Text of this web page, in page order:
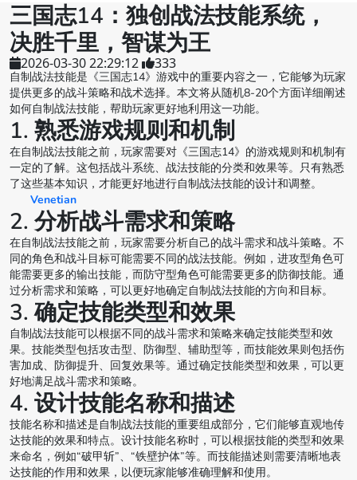
三国志14：独创战法技能系统，
决胜千里，智谋为王
2026-03-30 22:29:12 333
自制战法技能是《三国志14》游戏中的重要内容之一，它能够为玩家
提供更多的战斗策略和战术选择。本文将从随机8-20个方面详细阐述
如何自制战法技能，帮助玩家更好地利用这一功能。
1. 熟悉游戏规则和机制
在自制战法技能之前，玩家需要对《三国志14》的游戏规则和机制有
一定的了解。这包括战斗系统、战法技能的分类和效果等。只有熟悉
了这些基本知识，才能更好地进行自制战法技能的设计和调整。
Venetian
2. 分析战斗需求和策略
在自制战法技能之前，玩家需要分析自己的战斗需求和战斗策略。不
同的角色和战斗目标可能需要不同的战法技能。例如，进攻型角色可
能需要更多的输出技能，而防守型角色可能需要更多的防御技能。通
过分析需求和策略，可以更好地确定自制战法技能的方向和目标。
3. 确定技能类型和效果
自制战法技能可以根据不同的战斗需求和策略来确定技能类型和效
果。技能类型包括攻击型、防御型、辅助型等，而技能效果则包括伤
害加成、防御提升、回复效果等。通过确定技能类型和效果，可以更
好地满足战斗需求和策略。
4. 设计技能名称和描述
技能名称和描述是自制战法技能的重要组成部分，它们能够直观地传
达技能的效果和特点。设计技能名称时，可以根据技能的类型和效果
来命名，例如“破甲斩”、“铁壁护体”等。而技能描述则需要清晰地表
达技能的作用和效果，以便玩家能够准确理解和使用。